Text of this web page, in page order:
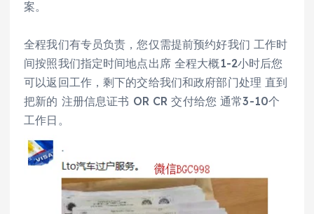
案。
全程我们有专员负责，您仅需提前预约好我们 工作时
间按照我们指定时间地点出席 全程大概1-2小时后您
可以返回工作，剩下的交给我们和政府部门处理 直到
把新的 注册信息证书 OR CR 交付给您 通常3-10个
工作日。